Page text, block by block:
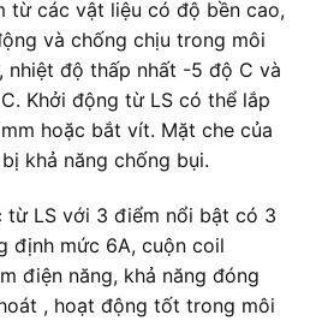
từ các vật liệu có độ bền cao,
và chống chịu trong môi
nhiệt độ thấp nhất -5 độ C và
Khởi động từ LS có thể lắp
hoặc bắt vít. Mặt che của
khả năng chống bụi.
từ LS với 3 điểm nổi bật có 3
định mức 6A, cuộn coil
điện năng, khả năng đóng
, hoạt động tốt trong môi